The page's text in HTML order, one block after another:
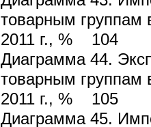
товарным группам
2011 г., % 104
Диаграмма 44.
товарным группам
2011 г., % 105
Диаграмма 45.